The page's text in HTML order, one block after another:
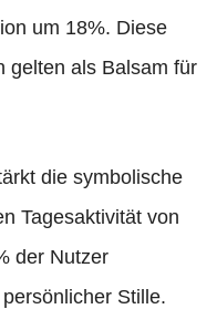
um 18%. Diese
gelten als Balsam für
die symbolische
Tagesaktivität von
der Nutzer
Stille.